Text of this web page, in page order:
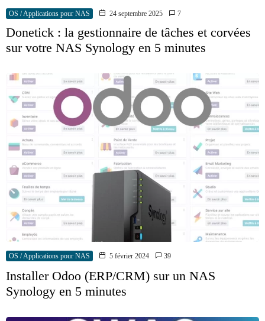
OS / Applications pour NAS 24 septembre 2025 7
Donetick : la gestionnaire de tâches et corvées
sur votre NAS Synology en 5 minutes
OS / Applications pour NAS 5 février 2024 39
Installer Odoo (ERP/CRM) sur un NAS
Synology en 5 minutes